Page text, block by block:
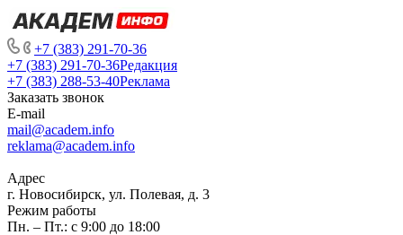
+7 (383) 291-70-36
+7 (383) 291-70-36Редакция
+7 (383) 288-53-40Реклама
Заказать звонок
E-mail
mail@academ.info
reklama@academ.info
Адрес
г. Новосибирск, ул. Полевая, д. 3
Режим работы
Пн. – Пт.: с 9:00 до 18:00